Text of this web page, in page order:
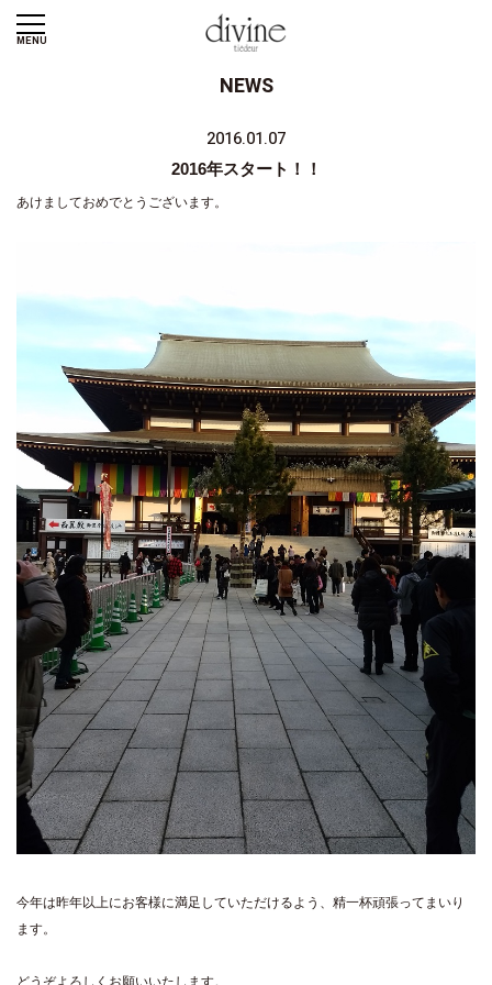
MENU
NEWS
2016.01.07
2016年スタート！！
あけましておめでとうございます。
今年は昨年以上にお客様に満足していただけるよう、精一杯頑張ってまいり
ます。